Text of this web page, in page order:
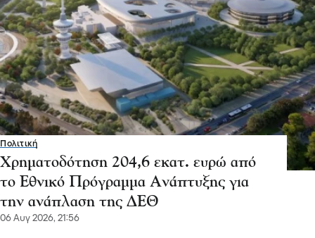
Πολιτική
Χρηματοδότηση 204,6 εκατ. ευρώ από
το Εθνικό Πρόγραμμα Ανάπτυξης για
την ανάπλαση της ΔΕΘ
06 Αυγ 2026, 21:56